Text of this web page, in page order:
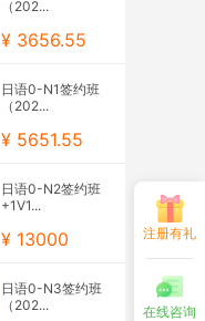
（202...
¥ 3656.55
日语0-N1签约班
（202...
¥ 5651.55
日语0-N2签约班
+1V1...
¥ 13000
日语0-N3签约班
（202...
注册有礼
在线咨询